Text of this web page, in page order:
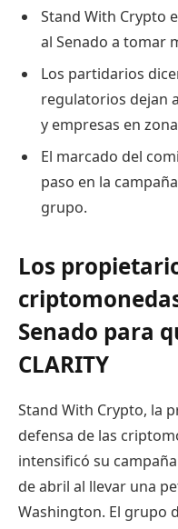
Stand With Crypto
al Senado a tomar
Los partidarios
regulatorios dejan
y empresas en
El marcado del
paso en la
grupo.
Los
Senado para
CLARITY
Stand With Crypto, la
defensa de las
intensificó su
de abril al llevar una
Washington. El grupo